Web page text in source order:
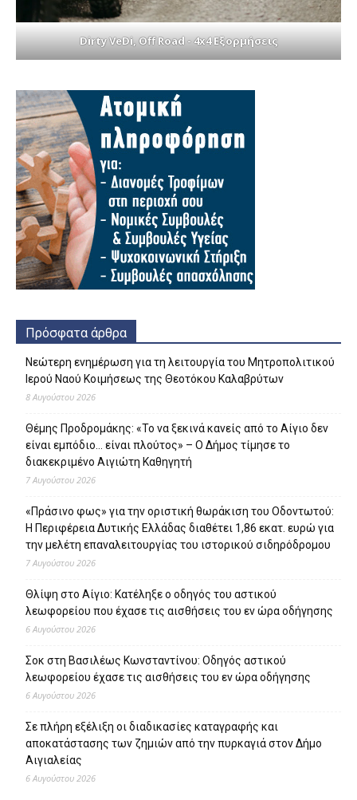
Dirty VeDi, Off Road - 4x4 Εξορμήσεις
Πρόσφατα άρθρα
Νεώτερη ενημέρωση για τη λειτουργία του Μητροπολιτικού
Ιερού Ναού Κοιμήσεως της Θεοτόκου Καλαβρύτων
8 Αυγούστου 2026
Θέμης Προδρομάκης: «Το να ξεκινά κανείς από το Αίγιο δεν
είναι εμπόδιο… είναι πλούτος» – O Δήμος τίμησε το
διακεκριμένο Αιγιώτη Καθηγητή
7 Αυγούστου 2026
«Πράσινο φως» για την οριστική θωράκιση του Οδοντωτού:
Η Περιφέρεια Δυτικής Ελλάδας διαθέτει 1,86 εκατ. ευρώ για
την μελέτη επαναλειτουργίας του ιστορικού σιδηρόδρομου
7 Αυγούστου 2026
Θλίψη στο Αίγιο: Κατέληξε ο οδηγός του αστικού
λεωφορείου που έχασε τις αισθήσεις του εν ώρα οδήγησης
6 Αυγούστου 2026
Σοκ στη Βασιλέως Κωνσταντίνου: Οδηγός αστικού
λεωφορείου έχασε τις αισθήσεις του εν ώρα οδήγησης
6 Αυγούστου 2026
Σε πλήρη εξέλιξη οι διαδικασίες καταγραφής και
αποκατάστασης των ζημιών από την πυρκαγιά στον Δήμο
Αιγιαλείας
6 Αυγούστου 2026